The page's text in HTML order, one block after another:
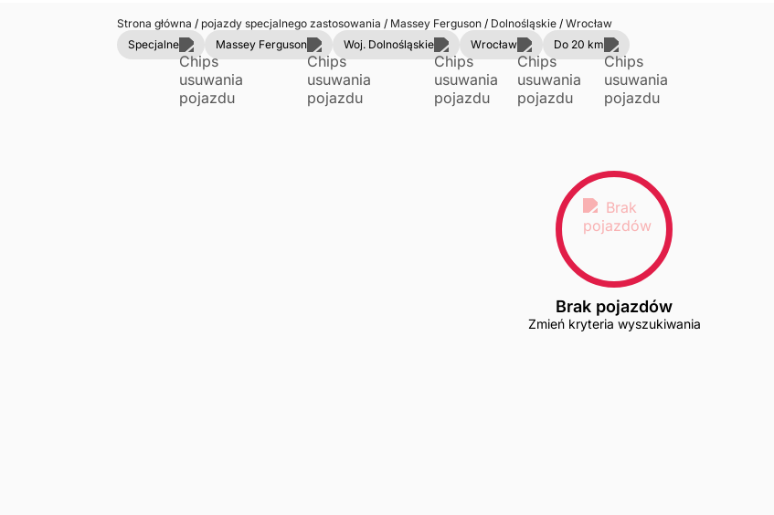
Strona główna /pojazdy specjalnego zastosowania /Massey Ferguson /Dolnośląskie /Wrocław
Specjalne
Massey Ferguson Woj. Dolnośląskie Wrocław Do 20 km
Brak pojazdów
Zmień kryteria wyszukiwania